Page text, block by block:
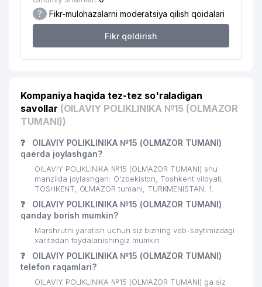
? Fikr-mulohazalarni moderatsiya qilish qoidalari
Fikr qoldirish
Kompaniya haqida tez-tez so'raladigan
savollar (OILAVIY POLIKLINIKA №15 (OLMAZOR
TUMANI))
❓
OILAVIY POLIKLINIKA №15 (OLMAZOR TUMANI)
qaerda joylashgan?
OILAVIY POLIKLINIKA №15 (OLMAZOR TUMANI) shu
manzilda joylashgan: O'zbekiston, Toshkent viloyati,
TOSHKENT, OLMAZOR tumani, TURKMENISTAN, 1.
❓
OILAVIY POLIKLINIKA №15 (OLMAZOR TUMANI)
qanday borish mumkin?
Marshrutni yaratish uchun siz bizning veb-saytimizdagi
xaritadan foydalanishingiz mumkin
❓
OILAVIY POLIKLINIKA №15 (OLMAZOR TUMANI)
telefon raqamlari?
OILAVIY POLIKLINIKA №15 (OLMAZOR TUMANI) ga siz